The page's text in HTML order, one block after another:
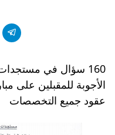
160 سؤال في
الأجوبة للمقبلين على
عقود جميع التخصصات